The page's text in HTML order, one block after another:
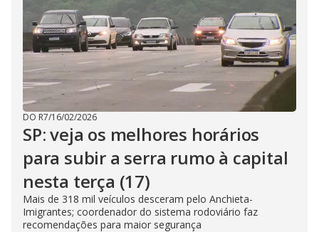
DO R7/16/02/2026
SP: veja os melhores horários
para subir a serra rumo à capital
nesta terça (17)
Mais de 318 mil veículos desceram pelo Anchieta-
Imigrantes; coordenador do sistema rodoviário faz
recomendações para maior segurança